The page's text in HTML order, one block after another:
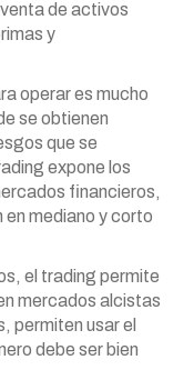
de activos
y
operar es mucho
se obtienen
que se
expone los
financieros,
en mediano y corto
el trading permite
mercados alcistas
permiten usar el
debe ser bien